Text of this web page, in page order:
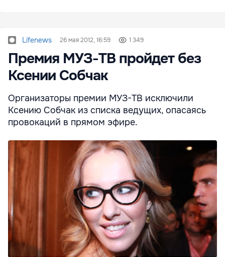
Lifenews 26 мая 2012, 16:59 1 349
Премия МУЗ-ТВ пройдет без
Ксении Собчак
Организаторы премии МУЗ-ТВ исключили
Ксению Собчак из списка ведущих, опасаясь
провокаций в прямом эфире.